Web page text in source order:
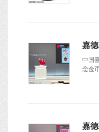
嘉
中国
念金
嘉